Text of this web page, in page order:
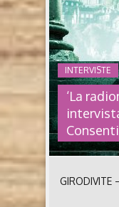
INTERVISTE
‘La
‘LA
GIRODIVITE